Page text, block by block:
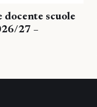
scuole
27 –